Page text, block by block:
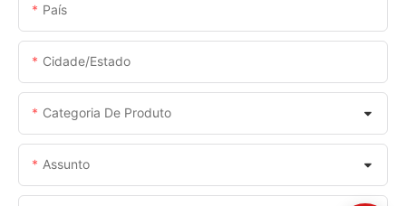
País
Cidade/estado
Categoria De Produto
Assunto